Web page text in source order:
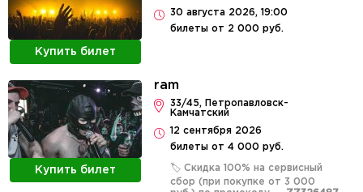
Купить билет
30 августа 2026, 19:00
билеты от 2 000 руб.
Купить билет
ram
33/45, Петропавловск-
Камчатский
12 сентября 2026
билеты от 4 000 руб.
🏷️ Скидка 100% на сервисный
сбор (при покупке от 3 000